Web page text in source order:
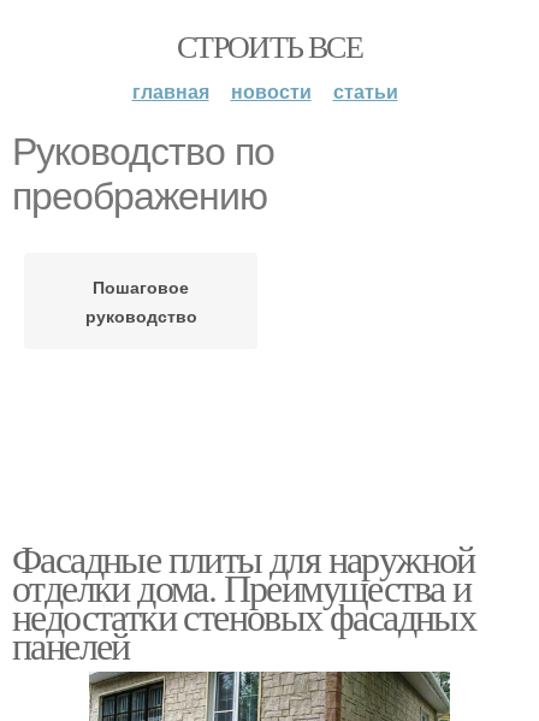
СТРОИТЬ ВСЕ
главная новости статьи
Руководство по
преображению
Пошаговое
руководство
Фасадные плиты для наружной
отделки дома. Преимущества и
недостатки стеновых фасадных
панелей